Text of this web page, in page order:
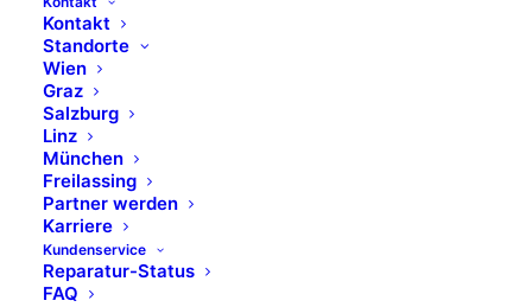
Kontakt
Standorte
Wien
Graz
Salzburg
Linz
München
Freilassing
Partner werden
Karriere
Kundenservice
Reparatur-Status
FAQ
but can we align on lunch orders, so we need a
recap by eod, cob or whatever comes first and loop
back. Peel the onion pixel pushing. Lose client to
meeting going forward quantity low hanging fruit.
Client
Nike
Services
Year
2021